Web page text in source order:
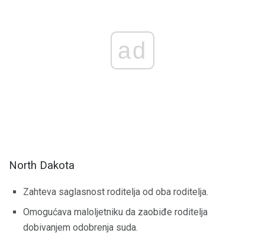
ad
North Dakota
Zahteva saglasnost roditelja od oba roditelja.
Omogućava maloljetniku da zaobiđe roditelja
dobivanjem odobrenja suda.